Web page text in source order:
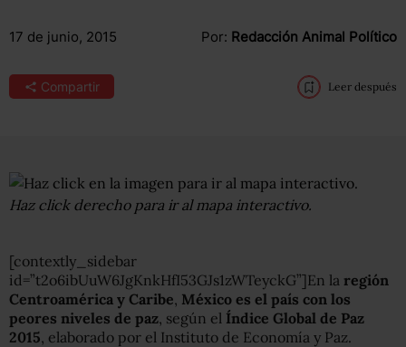
17 de junio, 2015 Por: Redacción Animal Político
Compartir Leer después
Haz click derecho para ir al mapa interactivo.
[contextly_sidebar
id=”t2o6ibUuW6JgKnkHfI53GJs1zWTeyckG”]En la región
Centroamérica y Caribe, México es el país con los
peores niveles de paz, según el Índice Global de Paz
2015, elaborado por el Instituto de Economía y Paz.